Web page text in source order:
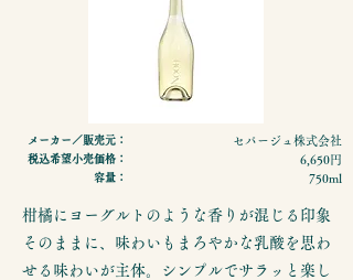
セパージュ株式会社
メーカー／販売元：
6,650円
税込希望小売価格：
750ml
容量：
柑橘にヨーグルトのような香りが混じる印象
そのままに、味わいもまろやかな乳酸を思わ
せる味わいが主体。シンプルでサラッと楽し